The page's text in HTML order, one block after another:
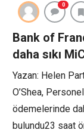
0
Bank of
daha sıkı
Yazan: Helen
O’Shea,
ödemelerinde
bulundu23 saat